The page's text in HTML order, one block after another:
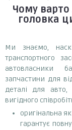
Чому
головка
Ми знаємо,
транспортного
автовласники
запчастини для
деталі для
вигідного
оригінальна
гарантує